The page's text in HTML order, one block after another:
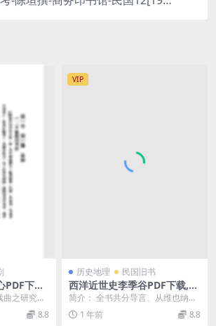
下载,
集之研究》
戏与批
8.8
VIP
历史地理 民国旧书
西洋近世史李季谷PDF下载,西
方近代史研究
简介： 全书共分导言、从维也纳会
议到法国二月革命、德意两国的勃
兴及美国的进步、列...
1 年前 8.8